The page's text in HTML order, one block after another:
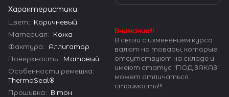
Характеристики
Цвет: Коричневый
Материал: Кожа
Фактура: Аллигатор
Поверхность: Матовый
Особенности ремешка:
ThermoSeal®
Прошивка: В тон
Внимание!!!
В связи с изменением курса
валют на товары, которые
отсутствуют на складе и
имеют статус "ПОД ЗАКАЗ"
может отличаться
стоимость!!!